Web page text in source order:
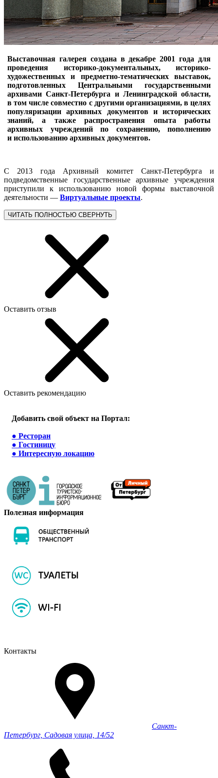
Выставочная галерея создана в декабре 2001 года для
проведения историко-документальных, историко-
художественных и предметно-тематических выставок,
подготовленных Центральными государственными
архивами Санкт‑Петербурга и Ленинградской области,
в том числе совместно с другими организациями, в целях
популяризации архивных документов и исторических
знаний, а также распространения опыта работы
архивных учреждений по сохранению, пополнению
и использованию архивных документов.
С 2013 года Архивный комитет Санкт‑Петербурга и
подведомственные государственные архивные учреждения
приступили к использованию новой формы выставочной
деятельности — Виртуальные проекты.
ЧИТАТЬ ПОЛНОСТЬЮ СВЕРНУТЬ
Оставить отзыв
Оставить рекомендацию
Добавить свой объект на Портал:
● Ресторан
● Гостиницу
● Интересную локацию
Полезная информация
Контакты
Санкт-
Петербург, Садовая улица, 14/52